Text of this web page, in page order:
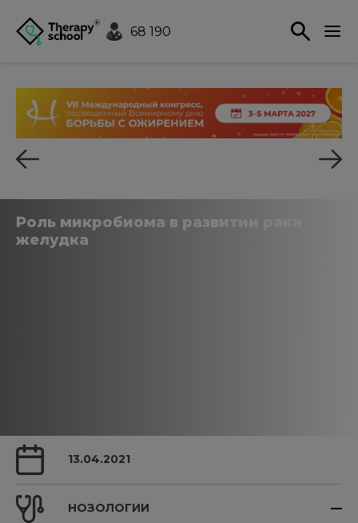
68 190
Роль микробиома в развитии рака
желудка
13.04.2021
НОЗОЛОГИИ